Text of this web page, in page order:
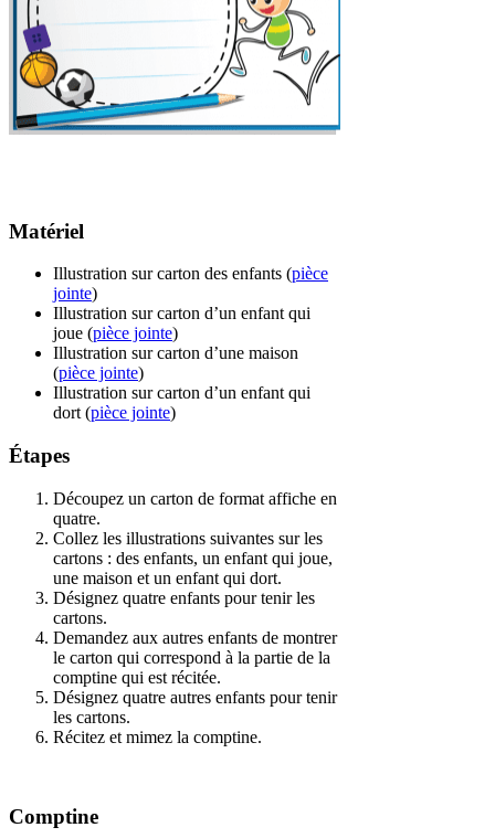
Matériel
Illustration sur carton des enfants (pièce
jointe)
Illustration sur carton d’un enfant qui
joue (pièce jointe)
Illustration sur carton d’une maison
(pièce jointe)
Illustration sur carton d’un enfant qui
dort (pièce jointe)
Étapes
Découpez un carton de format affiche en
quatre.
Collez les illustrations suivantes sur les
cartons : des enfants, un enfant qui joue,
une maison et un enfant qui dort.
Désignez quatre enfants pour tenir les
cartons.
Demandez aux autres enfants de montrer
le carton qui correspond à la partie de la
comptine qui est récitée.
Désignez quatre autres enfants pour tenir
les cartons.
Récitez et mimez la comptine.
Comptine